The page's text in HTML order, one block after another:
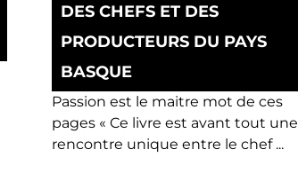
DES CHEFS ET DES
PRODUCTEURS DU PAYS
BASQUE
Passion est le maitre mot de ces
pages « Ce livre est avant tout une
rencontre unique entre le chef ...